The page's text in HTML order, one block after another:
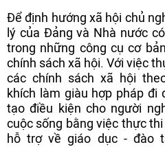
Để định hướng xã hội chủ
lý của Đảng và Nhà nước
trong những công cụ cơ
chính sách xã hội. Với việc
các chính sách xã hội
khích làm giàu hợp pháp đi
tạo điều kiện cho người
cuộc sống bằng việc thực
hỗ trợ về giáo dục - đào